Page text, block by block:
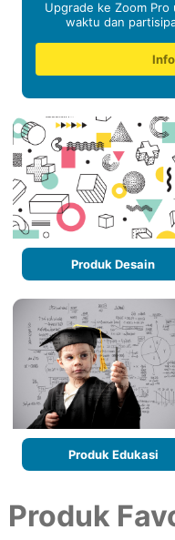
Upgrade ke Zoom
waktu dan
Produk Desain
Produk Edukasi
Produk